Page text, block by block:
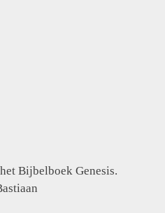
Bijbelboek Genesis.